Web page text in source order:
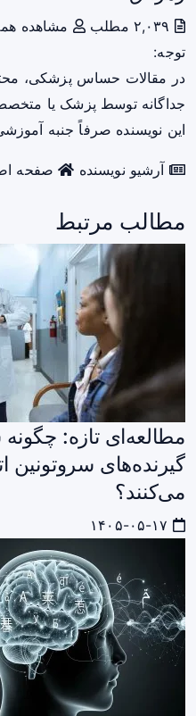
مشاهده
توجه:
در مقالات حساس پزشکی،
جداگانه توسط پزشک یا
این نویسنده صرفاً جنبه
آرشیو نویسنده صفحه
مطالب مرتبط
مطالعه‌ای تازه:
گیرنده‌های سروتونین
می‌کنند؟